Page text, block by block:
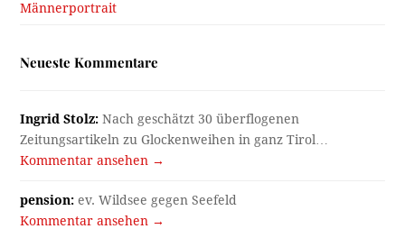
Männerportrait
Neueste Kommentare
Ingrid Stolz: Nach geschätzt 30 überflogenen
Zeitungsartikeln zu Glockenweihen in ganz Tirol…
Kommentar ansehen →
pension: ev. Wildsee gegen Seefeld
Kommentar ansehen →